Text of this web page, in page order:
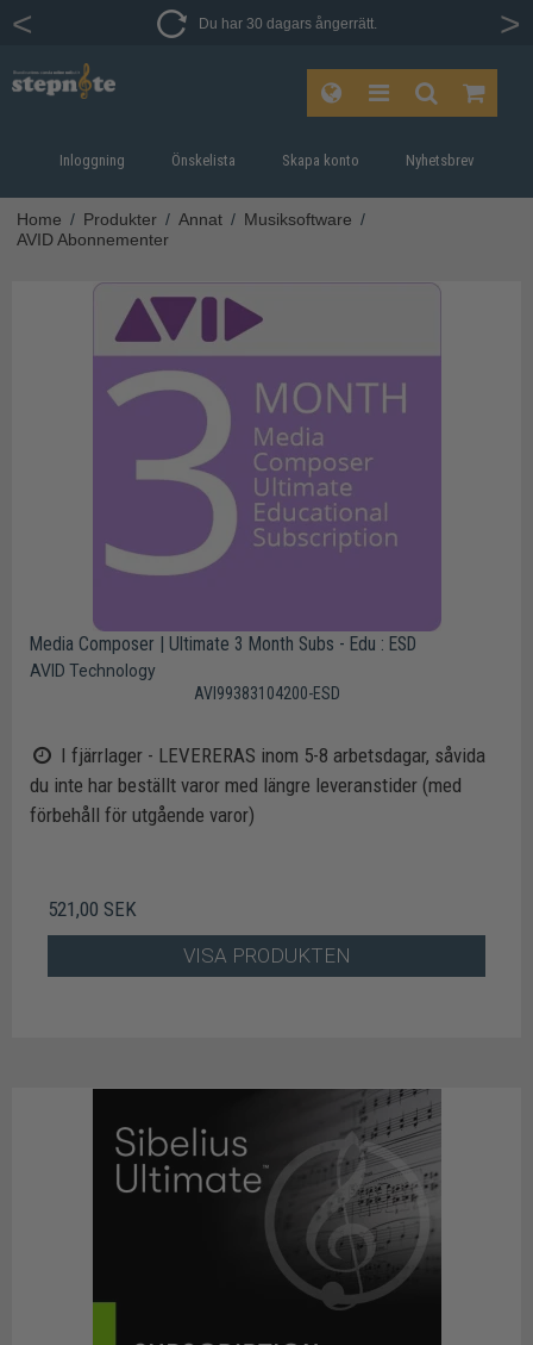
Du har 30 dagars ångerrätt.
Inloggning Önskelista Skapa konto Nyhetsbrev
Home / Produkter / Annat / Musiksoftware /
AVID Abonnementer
Media Composer | Ultimate 3 Month Subs - Edu : ESD
AVID Technology
AVI99383104200-ESD
I fjärrlager - LEVERERAS inom 5-8 arbetsdagar, såvida
du inte har beställt varor med längre leveranstider (med
förbehåll för utgående varor)
521,00 SEK
VISA PRODUKTEN